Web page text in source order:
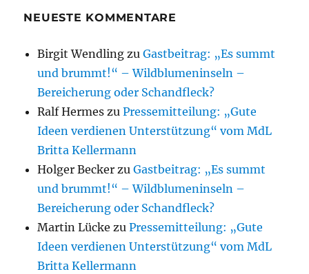
NEUESTE KOMMENTARE
Birgit Wendling zuGastbeitrag: „Es summt
und brummt!“ – Wildblumeninseln –
Bereicherung oder Schandfleck?
Ralf Hermes zuPressemitteilung: „Gute
Ideen verdienen Unterstützung“ vom MdL
Britta Kellermann
Holger Becker zuGastbeitrag: „Es summt
und brummt!“ – Wildblumeninseln –
Bereicherung oder Schandfleck?
Martin Lücke zuPressemitteilung: „Gute
Ideen verdienen Unterstützung“ vom MdL
Britta Kellermann